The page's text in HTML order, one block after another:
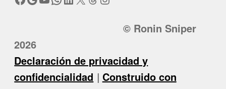
© Ronin Sniper
2026
Declaración de privacidad y
confidencialidad
Construido con